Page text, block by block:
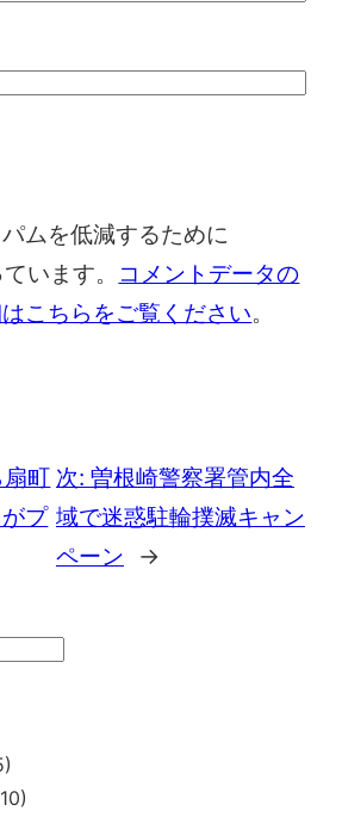
ムを低減するために
います。
コメントデータの
こちらをご覧ください。
町
プ
次: 曽根崎警察署管内全
域で迷惑駐輪撲滅キャン
ペーン
→